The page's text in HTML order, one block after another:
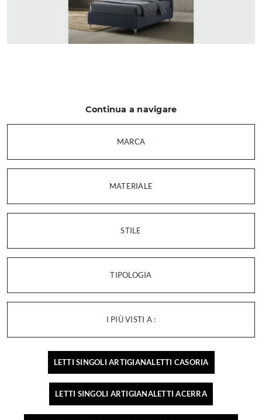
Continua a navigare
MARCA
MATERIALE
STILE
TIPOLOGIA
I PIÙ VISTI A :
LETTI SINGOLI ARTIGIANALETTI CASORIA
LETTI SINGOLI ARTIGIANALETTI ACERRA